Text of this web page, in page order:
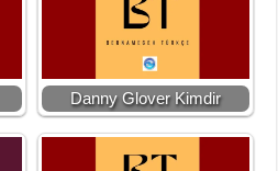
Danny Glover Kimdir